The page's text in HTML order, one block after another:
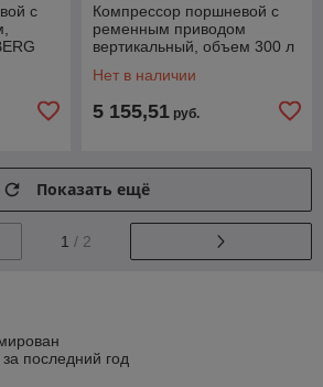
с
Компрессор поршневой с
ременным приводом
вертикальный, объем 300 л
NCEV300/810
Нет в наличии
5 155,51 руб.
Показать ещё
1 / 2
последний год